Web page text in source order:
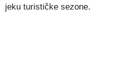
jeku turističke sezone.